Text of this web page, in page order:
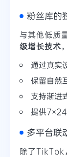
粉丝库的
与其他低质
级增长技术
通过真实
保留自然
支持渐进
提供7×24
多平台联
除了TikTok